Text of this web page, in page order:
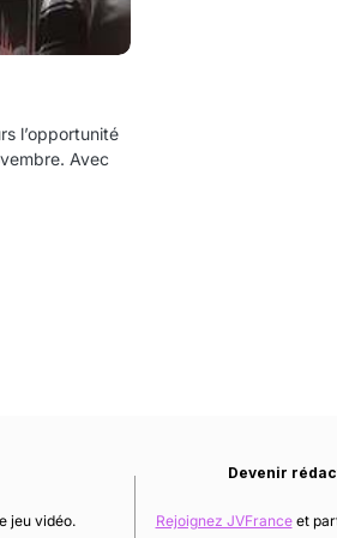
l’opportunité
Avec
jeu vidéo.
Devenir
Rejoignez JVFranceet